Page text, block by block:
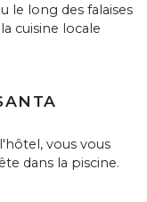
le long des falaises
cuisine locale
vous vous
dans la piscine.